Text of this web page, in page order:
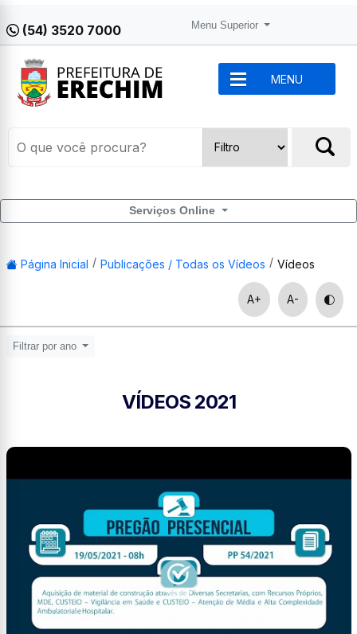
(54) 3520 7000 Menu Superior
MENU
Serviços Online
Página Inicial Publicações / Todas os Vídeos Vídeos
A+ A-
Filtrar por ano
VÍDEOS 2021